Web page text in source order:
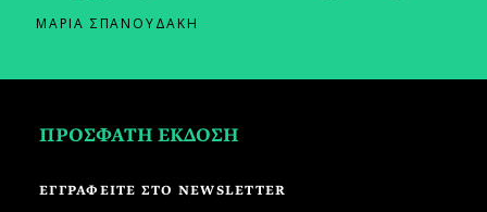
ΜΑΡΙΑ ΣΠΑΝΟΥΔΑΚΗ
ΠΡΟΣΦΑΤΗ ΕΚΔΟΣΗ
ΕΓΓΡΑΦΕΙΤΕ ΣΤΟ NEWSLETTER